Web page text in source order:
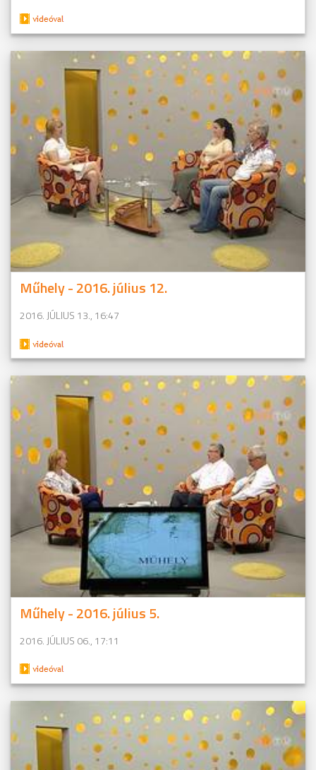
Műhely - 2016. július 12.
2016. JÚLIUS 13., 16:47
Műhely - 2016. július 5.
2016. JÚLIUS 06., 17:11